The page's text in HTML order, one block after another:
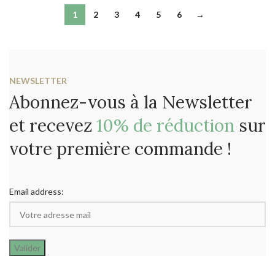
1 2 3 4 5 6 →
NEWSLETTER
Abonnez-vous à la Newsletter
et recevez 10% de réduction sur
votre première commande !
Email address: